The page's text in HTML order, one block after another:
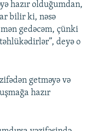
hazır olduğumdan,
bilir ki, nəsə
gedəcəm, çünki
deyə o
getməyə və
hazır